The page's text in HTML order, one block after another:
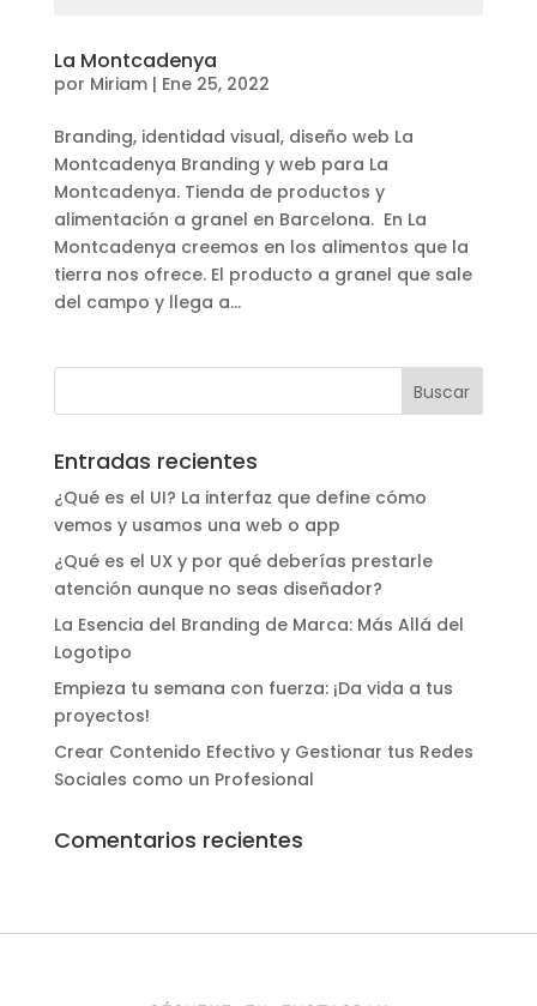
La Montcadenya
por Miriam| Ene 25, 2022
Branding, identidad visual, diseño web La
Montcadenya Branding y web para La
Montcadenya. Tienda de productos y
alimentación a granel en Barcelona. En La
Montcadenya creemos en los alimentos que la
tierra nos ofrece. El producto a granel que sale
del campo y llega a...
Entradas recientes
¿Qué es el UI? La interfaz que define cómo
vemos y usamos una web o app
¿Qué es el UX y por qué deberías prestarle
atención aunque no seas diseñador?
La Esencia del Branding de Marca: Más Allá del
Logotipo
Empieza tu semana con fuerza: ¡Da vida a tus
proyectos!
Crear Contenido Efectivo y Gestionar tus Redes
Sociales como un Profesional
Comentarios recientes